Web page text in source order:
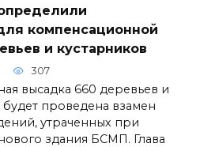
компенсационной
и кустарников
307
высадка 660 деревьев и
будет проведена взамен
утраченных при
здания БСМП. Глава